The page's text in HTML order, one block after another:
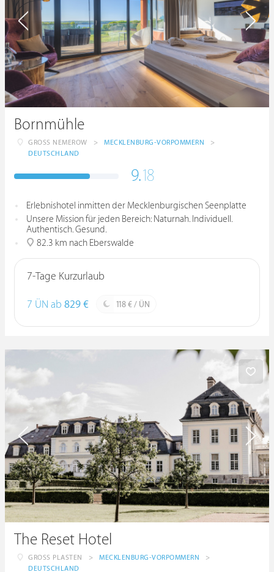
Bornmühle
GROSS NEMEROW > MECKLENBURG-VORPOMMERN
>
DEUTSCHLAND
9.18
Erlebnishotel inmitten der Mecklenburgischen Seenplatte
Unsere Mission für jeden Bereich: Naturnah. Individuell.
Authentisch. Gesund.
82.3 km nach Eberswalde
7-Tage Kurzurlaub
7 ÜN ab 829 € 118 € / ÜN
The Reset Hotel
GROSS PLASTEN > MECKLENBURG-VORPOMMERN
>
DEUTSCHLAND